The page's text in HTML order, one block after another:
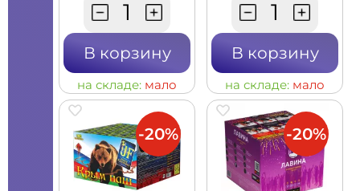
В корзину
на складе: мало
В корзину
на складе: мало
-20% -20%